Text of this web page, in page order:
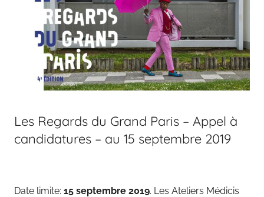
Les Regards du Grand Paris – Appel à
candidatures – au 15 septembre 2019
Date limite: 15 septembre 2019. Les Ateliers Médicis